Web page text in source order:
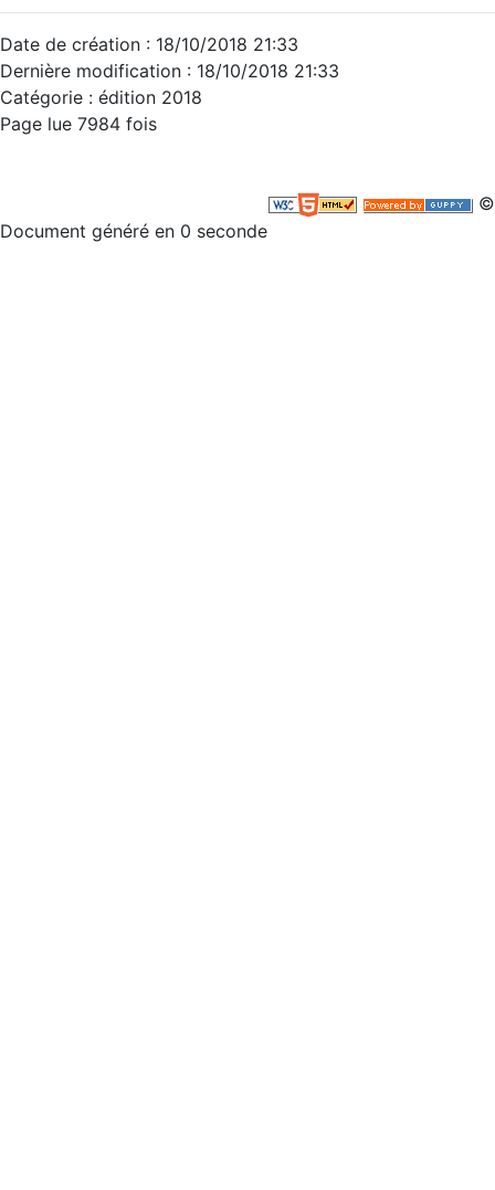
Date de création : 18/10/2018 21:33
Dernière modification : 18/10/2018 21:33
Catégorie : édition 2018
Page lue 7984 fois
©
Document généré en 0 seconde